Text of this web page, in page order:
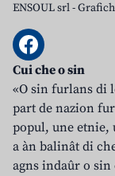
ENSOUL srl-
Cui che o sin
«O sin furlans di
part de nazion
popul, une etnie,
a àn balinât di
agns indaûr o sin